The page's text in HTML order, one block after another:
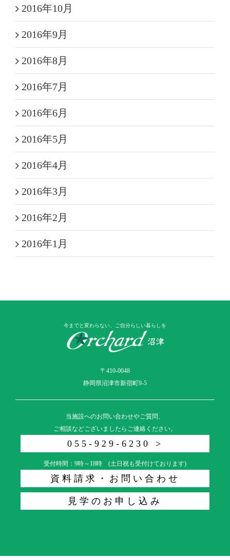
2016年10月
2016年9月
2016年8月
2016年7月
2016年6月
2016年5月
2016年4月
2016年3月
2016年2月
2016年1月
今までと変わらない、ご自分らしい暮らしを
〒410-0048
静岡県沼津市新宿町9-5
当施設へのお問い合わせやご質問、
ご相談などございましたらご連絡ください。
055-929-6230 >
受付時間：9時～18時 (土日祝も受付けております)
資料請求・お問い合わせ
見学のお申し込み